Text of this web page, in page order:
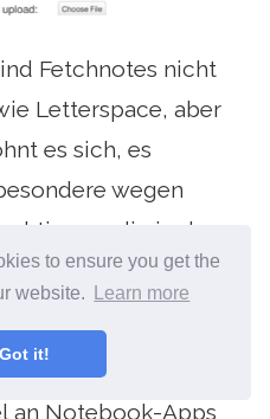
to ensure you get the
website.
Learn more
Got it!
Fetchnotes nicht
Letterspace, aber
es sich, es
wegen
die in der
sind.
an Notebook-Apps